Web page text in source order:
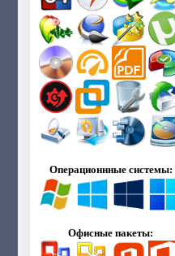
Операционнные системы:
Офисные пакеты: